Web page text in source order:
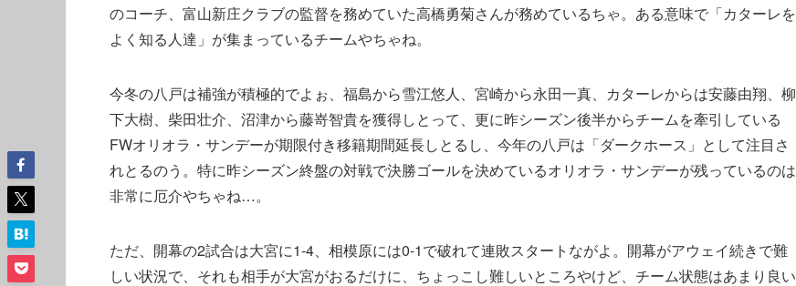
のコーチ、富山新庄クラブの監督を務めていた高橋勇菊さんが務めているちゃ。ある意味で「カターレを
よく知る人達」が集まっているチームやちゃね。
今冬の八戸は補強が積極的でよぉ、福島から雪江悠人、宮崎から永田一真、カターレからは安藤由翔、柳
下大樹、柴田壮介、沼津から藤嵜智貴を獲得しとって、更に昨シーズン後半からチームを牽引している
FWオリオラ・サンデーが期限付き移籍期間延長しとるし、今年の八戸は「ダークホース」として注目さ
れとるのう。特に昨シーズン終盤の対戦で決勝ゴールを決めているオリオラ・サンデーが残っているのは
非常に厄介やちゃね…。
ただ、開幕の2試合は大宮に1-4、相模原には0-1で破れて連敗スタートながよ。開幕がアウェイ続きで難
しい状況で、それも相手が大宮がおるだけに、ちょっこし難しいところやけど、チーム状態はあまり良い